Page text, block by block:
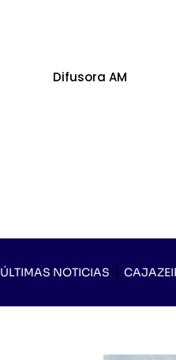
Difusora AM
ÚLTIMAS NOTICIAS